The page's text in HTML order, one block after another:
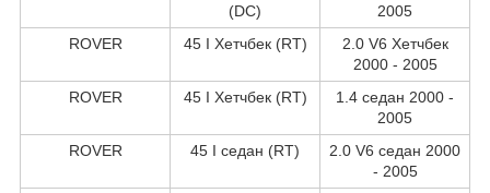
(DC)
2005
ROVER
45 I Хетчбек (RT)
2.0 V6 Хетчбек
2000 - 2005
ROVER
45 I Хетчбек (RT)
1.4 седан 2000 -
2005
ROVER
45 I седан (RT)
2.0 V6 седан 2000
- 2005